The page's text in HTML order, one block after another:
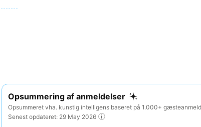
Opsummering af anmeldelser
Opsummeret vha. kunstig intelligens baseret på 1.000+
Senest opdateret: 29 May 2026